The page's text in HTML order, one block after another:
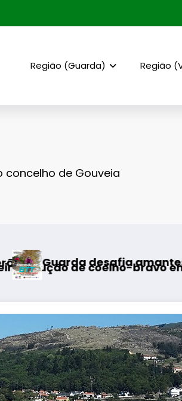
Região (Guarda) Região
concelho de Gouveia
em área rewilding
do BTT na mítica AF